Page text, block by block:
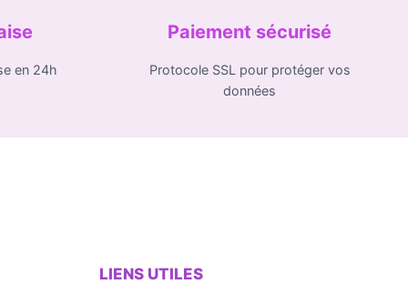
en 24h
Paiement sécurisé
Protocole SSL pour protéger vos
données
LIENS UTILES